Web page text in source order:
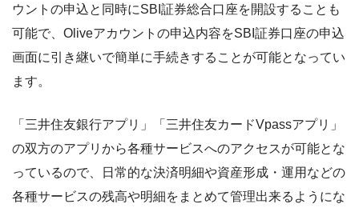
ウントの申込と同時にSBI証券総合口座を開設することも
可能で、Oliveアカウントの申込内容をSBI証券口座の申込
画面に引き継いで簡単に手続きすることが可能となってい
ます。
「三井住友銀行アプリ」「三井住友カードVpassアプリ」
の双方のアプリから各種サービスへのアクセスが可能とな
っているので、日常的な決済明細や資産形成・運用などの
各種サービスの残高や明細をまとめて管理出来るようにな